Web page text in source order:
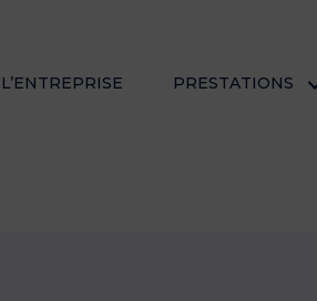
L’ENTREPRISE PRESTATIONS